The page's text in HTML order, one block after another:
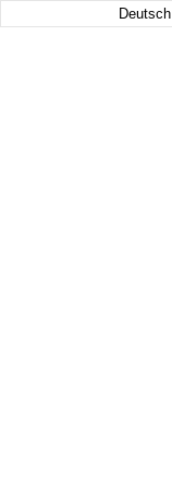
Deutsch